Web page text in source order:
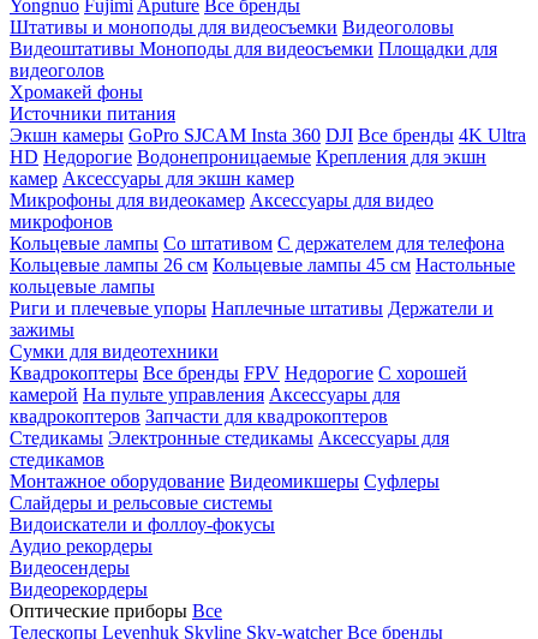
Yongnuo Fujimi Aputure Все бренды
Штативы и моноподы для видеосъемки Видеоголовы
Видеоштативы Моноподы для видеосъемки Площадки для
видеоголов
Хромакей фоны
Источники питания
Экшн камеры GoPro SJCAM Insta 360 DJI Все бренды 4K Ultra
HD Недорогие Водонепроницаемые Крепления для экшн
камер Аксессуары для экшн камер
Микрофоны для видеокамер Аксессуары для видео
микрофонов
Кольцевые лампы Со штативом C держателем для телефона
Кольцевые лампы 26 см Кольцевые лампы 45 см Настольные
кольцевые лампы
Риги и плечевые упоры Наплечные штативы Держатели и
зажимы
Сумки для видеотехники
Квадрокоптеры Все бренды FPV Недорогие С хорошей
камерой На пульте управления Аксессуары для
квадрокоптеров Запчасти для квадрокоптеров
Стедикамы Электронные стедикамы Аксессуары для
стедикамов
Монтажное оборудование Видеомикшеры Суфлеры
Слайдеры и рельсовые системы
Видоискатели и фоллоу-фокусы
Аудио рекордеры
Видеосендеры
Видеорекордеры
Оптические приборы Все
Телескопы Levenhuk Skyline Sky-watcherВсе бренды